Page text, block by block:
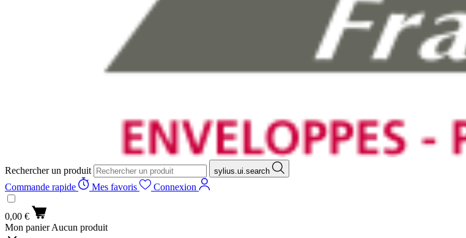
Rechercher un produit sylius.ui.search
Commande rapide Mes favoris Connexion
0,00 €
Mon panier Aucun produit